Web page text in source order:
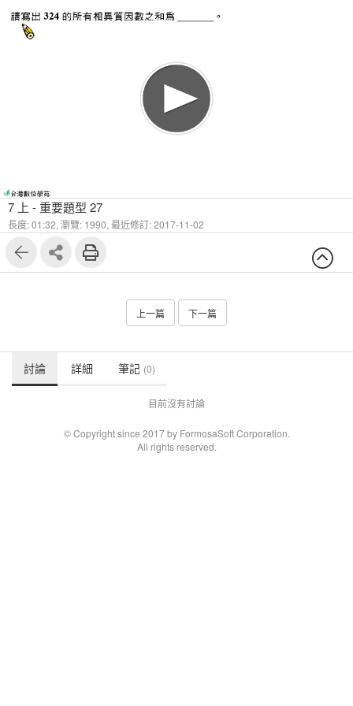
7 上 - 重要題型 27
長度: 01:32, 瀏覽: 1990, 最近修訂: 2017-11-02
上一篇 下一篇
討論 詳細 筆記 (0)
目前沒有討論
© Copyright since 2017 by FormosaSoft Corporation.
All rights reserved.